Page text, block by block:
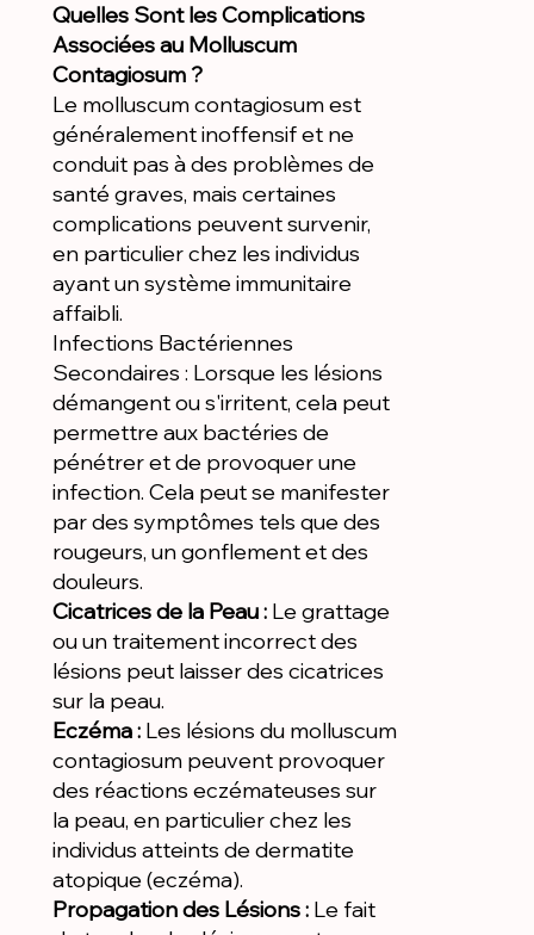
Quelles Sont les Complications
Associées au Molluscum
Contagiosum ?
Le molluscum contagiosum est
généralement inoffensif et ne
conduit pas à des problèmes de
santé graves, mais certaines
complications peuvent survenir,
en particulier chez les individus
ayant un système immunitaire
affaibli.
Infections Bactériennes
Secondaires : Lorsque les lésions
démangent ou s'irritent, cela peut
permettre aux bactéries de
pénétrer et de provoquer une
infection. Cela peut se manifester
par des symptômes tels que des
rougeurs, un gonflement et des
douleurs.
Cicatrices de la Peau : Le grattage
ou un traitement incorrect des
lésions peut laisser des cicatrices
sur la peau.
Eczéma : Les lésions du molluscum
contagiosum peuvent provoquer
des réactions eczémateuses sur
la peau, en particulier chez les
individus atteints de dermatite
atopique (eczéma).
Propagation des Lésions : Le fait